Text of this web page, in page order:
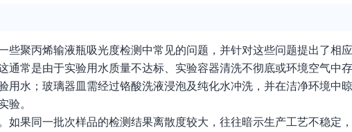
些聚丙烯输液瓶吸光度检测中常见的问题，并针对这些问题提出了相应
通常是由于实验用水质量不达标、实验容器清洗不彻底或环境空气中
用水；玻璃器皿需经过铬酸洗液浸泡及纯化水冲洗，并在洁净环境中
验。
如果同一批次样品的检测结果离散度较大，往往暗示生产工艺不稳定